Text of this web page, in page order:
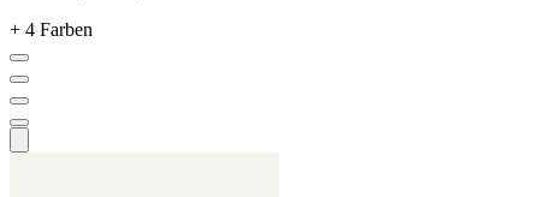
+ 4 Farben